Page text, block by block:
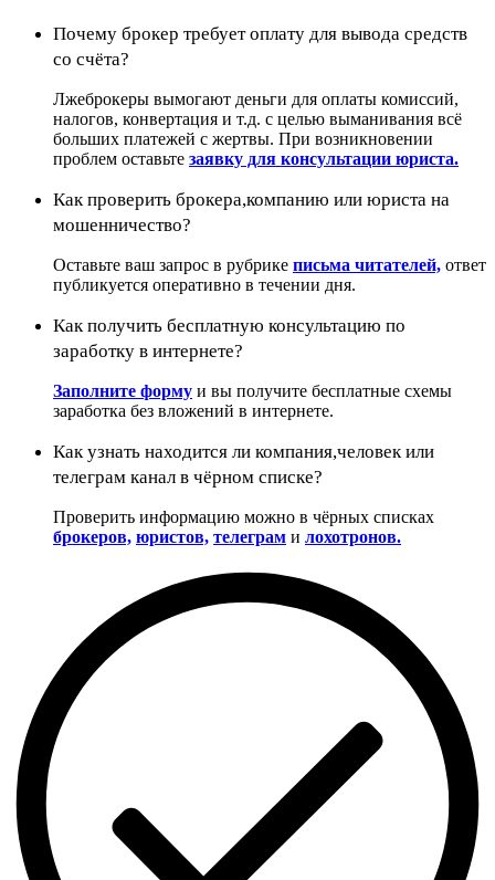
Почему брокер требует оплату для вывода средств
со счёта?
Лжеброкеры вымогают деньги для оплаты комиссий,
налогов, конвертация и т.д. с целью выманивания всё
больших платежей с жертвы. При возникновении
проблем оставьте заявку для консультации юриста.
Как проверить брокера,компанию или юриста на
мошенничество?
Оставьте ваш запрос в рубрике письма читателей, ответ
публикуется оперативно в течении дня.
Как получить бесплатную консультацию по
заработку в интернете?
Заполните форму и вы получите бесплатные схемы
заработка без вложений в интернете.
Как узнать находится ли компания,человек или
телеграм канал в чёрном списке?
Проверить информацию можно в чёрных списках
брокеров, юристов, телеграм и лохотронов.